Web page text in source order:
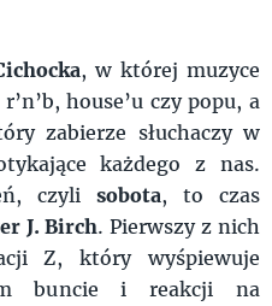
, w której muzyce
house’u czy popu, a
zabierze słuchaczy w
każdego z nas.
czyli sobota, to czas
J. Birch. Pierwszy z nich
Z, który wyśpiewuje
buncie i reakcji na